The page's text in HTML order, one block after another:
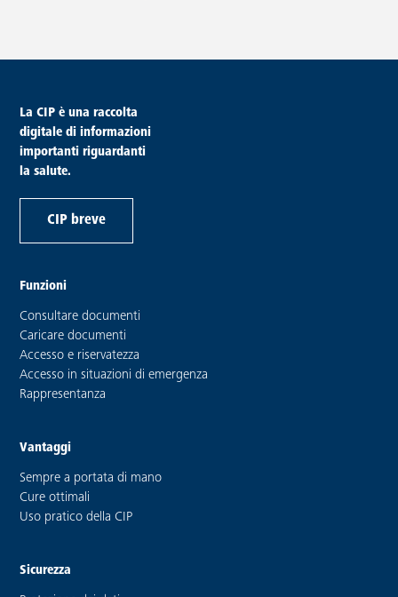
piè di pagina
La CIP è una raccolta
digitale di informazioni
importanti riguardanti
la salute.
CIP breve
Funzioni
Consultare documenti
Caricare documenti
Accesso e riservatezza
Accesso in situazioni di emergenza
Rappresentanza
Vantaggi
Sempre a portata di mano
Cure ottimali
Uso pratico della CIP
Sicurezza